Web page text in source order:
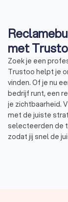
met
Zoek je een
Trustoo helpt je
vinden. Of je nu
bedrijf runt, een
je zichtbaarheid.
met de juiste
selecteerden de
zodat jij snel de